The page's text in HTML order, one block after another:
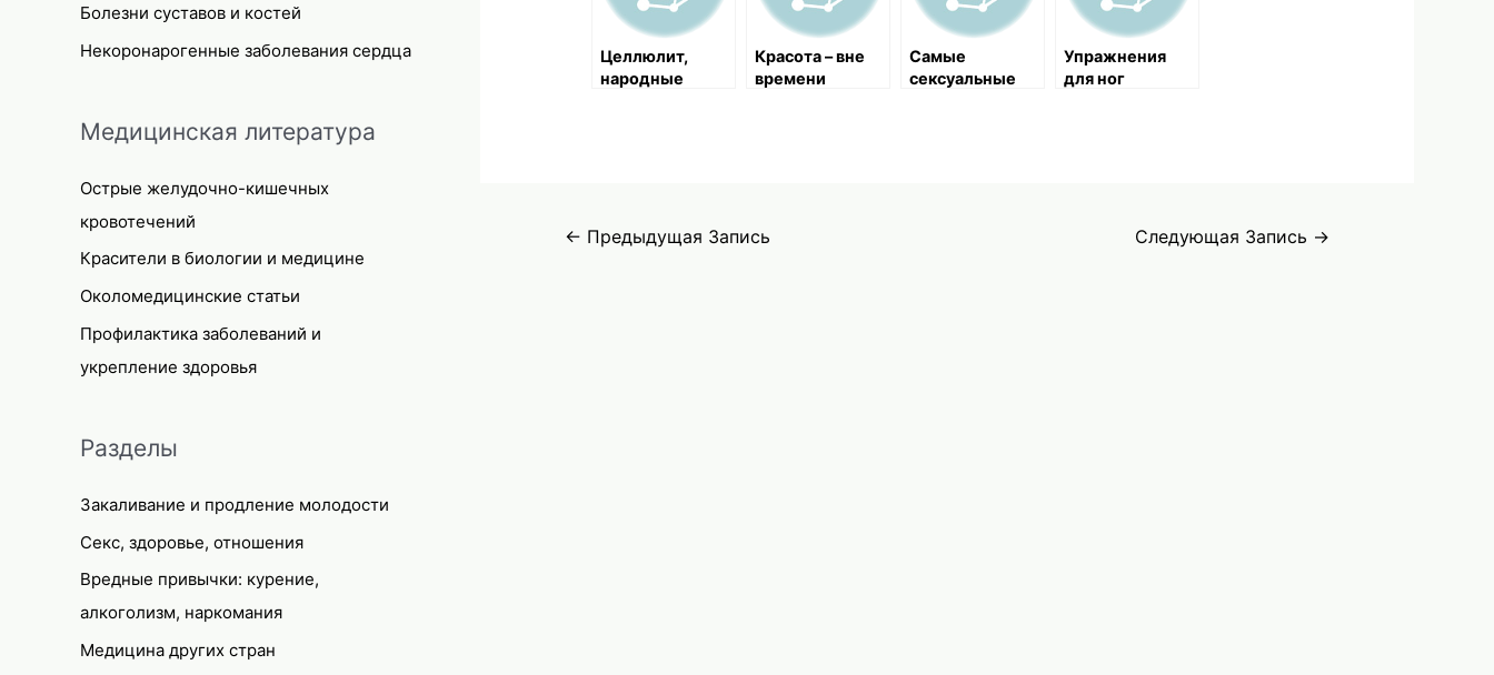
Болезни суставов и костей
Некоронарогенные заболевания сердца
Медицинская литература
Острые желудочно-кишечных
кровотечений
Красители в биологии и медицине
Околомедицинские статьи
Профилактика заболеваний и
укрепление здоровья
Разделы
Закаливание и продление молодости
Секс, здоровье, отношения
Вредные привычки: курение,
алкоголизм, наркомания
Медицина других стран
Целлюлит,
народные
Красота – вне
времени
Самые
сексуальные
Упражнения
для ног
Навигация
← Предыдущая Запись Следующая Запись →